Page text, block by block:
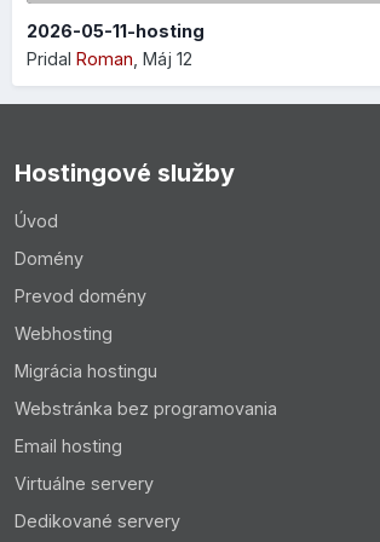
2026-05-11-hosting
Pridal Roman Máj 12
Hostingové služby
Úvod
Domény
Prevod domény
Webhosting
Migrácia hostingu
Webstránka bez programovania
Email hosting
Virtuálne servery
Dedikované servery